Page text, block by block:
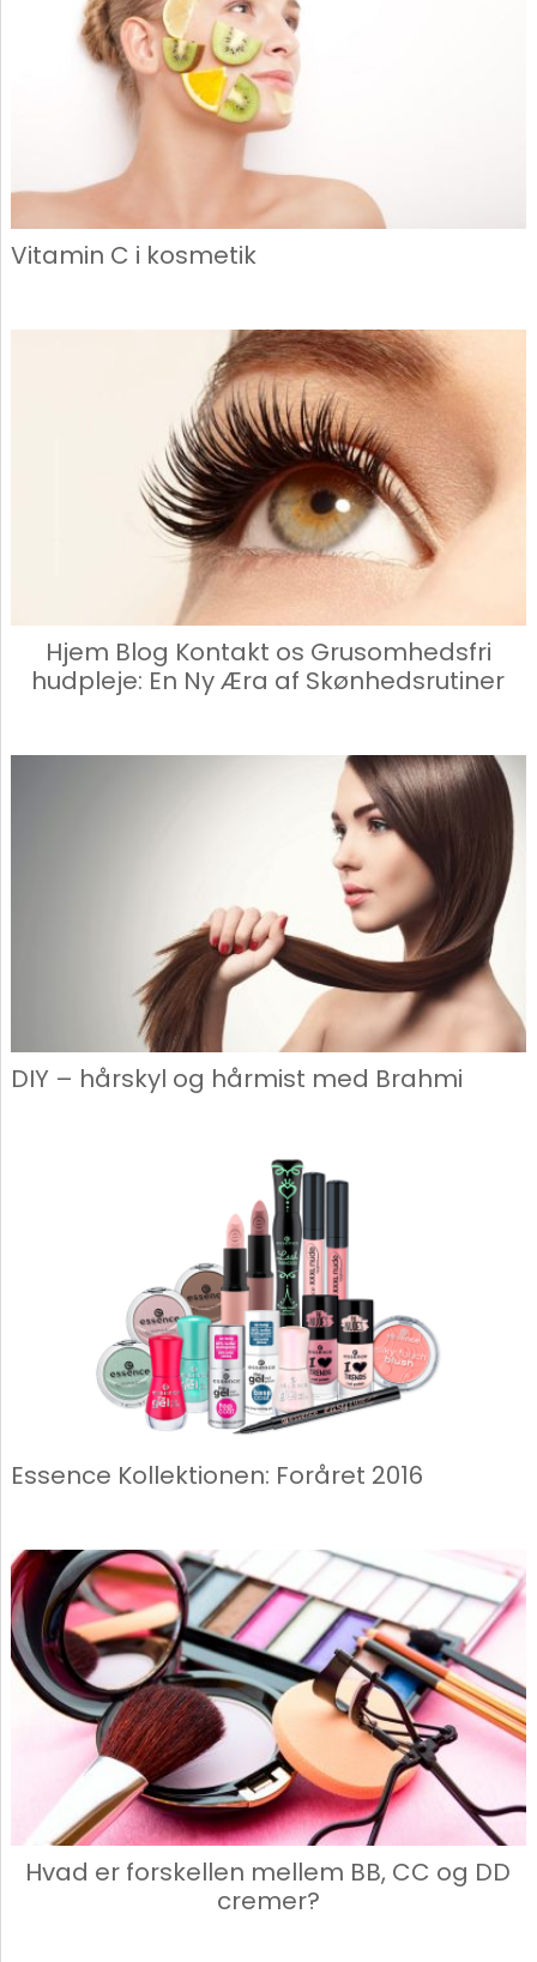
Vitamin C i kosmetik
Hjem Blog Kontakt os Grusomhedsfri
hudpleje: En Ny Æra af Skønhedsrutiner
DIY – hårskyl og hårmist med Brahmi
Essence Kollektionen: Foråret 2016
Hvad er forskellen mellem BB, CC og DD
cremer?